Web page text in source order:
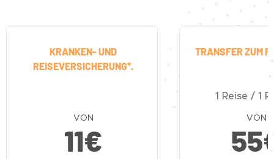
KRANKEN- UND
REISEVERSICHERUNG*.
VON
11€
TRANSFER ZUM
1 Reise / 1
VON
55